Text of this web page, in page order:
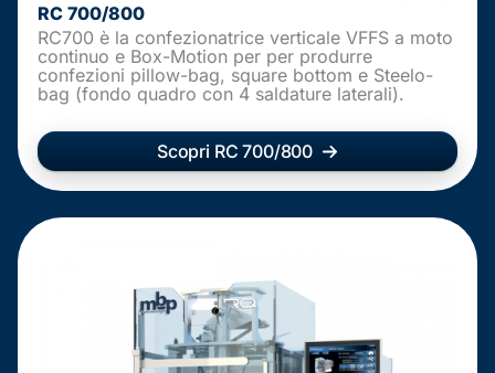
RC 700/800
RC700 è la confezionatrice verticale VFFS a moto
continuo e Box-Motion per per produrre
confezioni pillow-bag, square bottom e Steelo-
bag (fondo quadro con 4 saldature laterali).
Scopri RC 700/800